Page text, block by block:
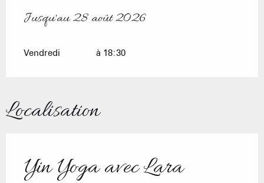
Du10 juillet 2026au28 août 2026
Jusqu'au28 août 2026
Vendredi à 18:30
Localisation
Yin Yoga avec Lara